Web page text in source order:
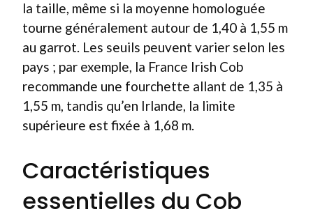
la taille, même si la moyenne homologuée
tourne généralement autour de 1,40 à 1,55 m
au garrot. Les seuils peuvent varier selon les
pays ; par exemple, la France Irish Cob
recommande une fourchette allant de 1,35 à
1,55 m, tandis qu’en Irlande, la limite
supérieure est fixée à 1,68 m.
Caractéristiques
essentielles du Cob